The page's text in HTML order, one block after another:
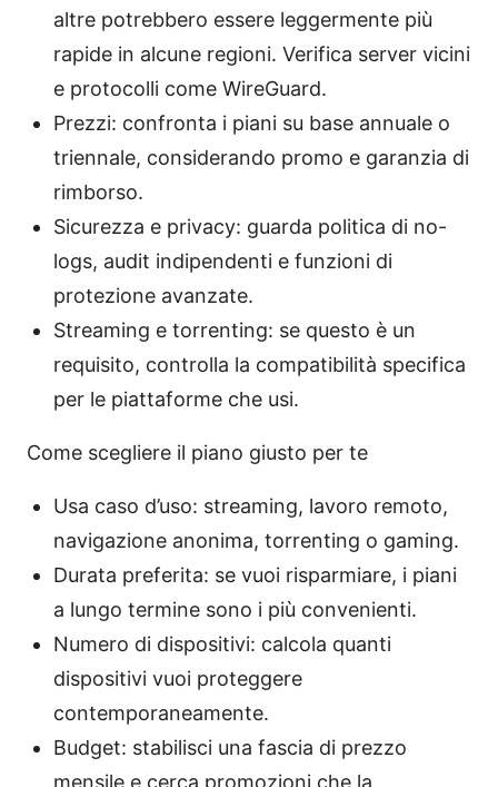
altre potrebbero essere leggermente più
rapide in alcune regioni. Verifica server vicini
e protocolli come WireGuard.
Prezzi: confronta i piani su base annuale o
triennale, considerando promo e garanzia di
rimborso.
Sicurezza e privacy: guarda politica di no-
logs, audit indipendenti e funzioni di
protezione avanzate.
Streaming e torrenting: se questo è un
requisito, controlla la compatibilità specifica
per le piattaforme che usi.
Come scegliere il piano giusto per te
Usa caso d’uso: streaming, lavoro remoto,
navigazione anonima, torrenting o gaming.
Durata preferita: se vuoi risparmiare, i piani
a lungo termine sono i più convenienti.
Numero di dispositivi: calcola quanti
dispositivi vuoi proteggere
contemporaneamente.
Budget: stabilisci una fascia di prezzo
mensile e cerca promozioni che la